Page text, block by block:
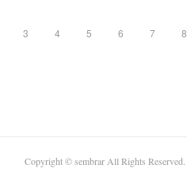
3 4 5 6 7 8
Copyright © sembrar All Rights Reserved.